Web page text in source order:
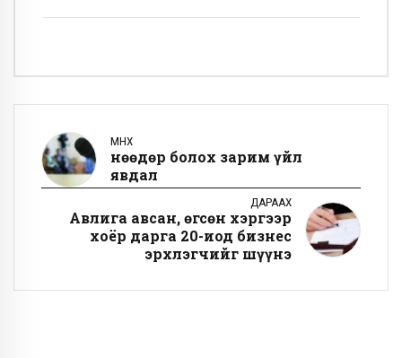
ӨМНӨХ
Өнөөдөр болох зарим үйл
явдал
ДАРААХ
Авлига авсан, өгсөн хэргээр
хоёр дарга 20-иод бизнес
эрхлэгчийг шүүнэ